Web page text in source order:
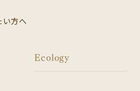
い方へ
Ecology